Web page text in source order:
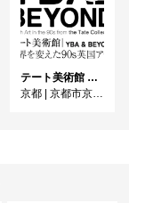
テート美術館 ― YBA & BEYOND 世界を変えた90s英国アート
京都 | 京都市京セラ美術館